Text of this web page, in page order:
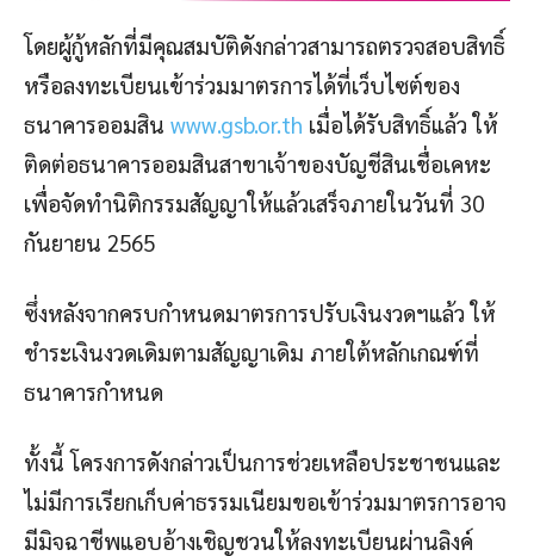
โดยผู้กู้หลักที่มีคุณสมบัติดังกล่าวสามารถตรวจสอบสิทธิ์
หรือลงทะเบียนเข้าร่วมมาตรการได้ที่เว็บไซต์ของ
ธนาคารออมสิน www.gsb.or.th เมื่อได้รับสิทธิ์แล้ว ให้
ติดต่อธนาคารออมสินสาขาเจ้าของบัญชีสินเชื่อเคหะ
เพื่อจัดทำนิติกรรมสัญญาให้แล้วเสร็จภายในวันที่ 30
กันยายน 2565
ซึ่งหลังจากครบกำหนดมาตรการปรับเงินงวดฯแล้ว ให้
ชำระเงินงวดเดิมตามสัญญาเดิม ภายใต้หลักเกณฑ์ที่
ธนาคารกำหนด
ทั้งนี้ โครงการดังกล่าวเป็นการช่วยเหลือประชาชนและ
ไม่มีการเรียกเก็บค่าธรรมเนียมขอเข้าร่วมมาตรการอาจ
มีมิจฉาชีพแอบอ้างเชิญชวนให้ลงทะเบียนผ่านลิงค์